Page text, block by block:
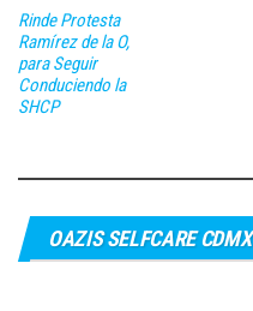
Rinde Protesta
Ramírez de la O,
para Seguir
Conduciendo la
SHCP
OAZIS SELFCARE CDMX